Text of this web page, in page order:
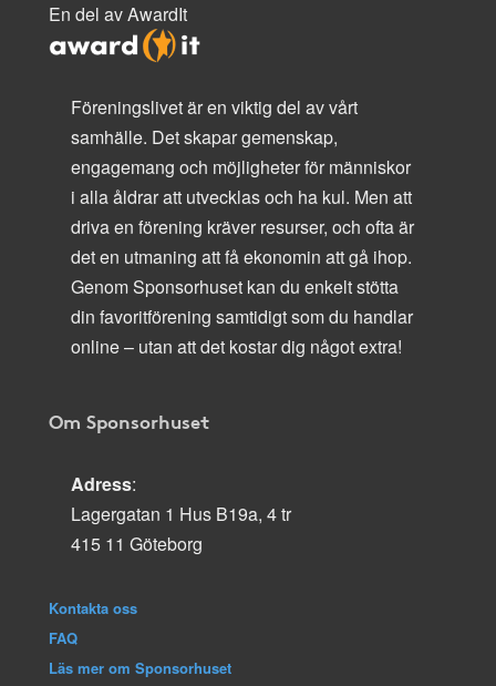
En del av AwardIt
Föreningslivet är en viktig del av vårt
samhälle. Det skapar gemenskap,
engagemang och möjligheter för människor
i alla åldrar att utvecklas och ha kul. Men att
driva en förening kräver resurser, och ofta är
det en utmaning att få ekonomin att gå ihop.
Genom Sponsorhuset kan du enkelt stötta
din favoritförening samtidigt som du handlar
online – utan att det kostar dig något extra!
Om Sponsorhuset
Adress:
Lagergatan 1 Hus B19a, 4 tr
415 11 Göteborg
Kontakta oss
FAQ
Läs mer om Sponsorhuset